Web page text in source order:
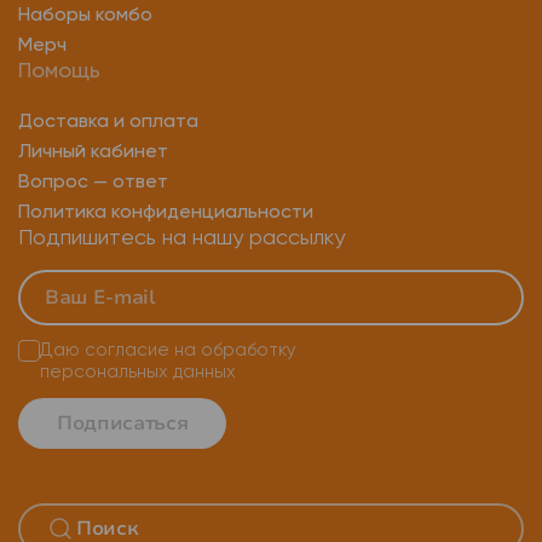
Кошелек ledger nano x
Крипто кошелек биткоин
Наборы комбо
Мерч
Помощь
Доставка и оплата
Личный кабинет
Вопрос — ответ
Политика конфиденциальности
Подпишитесь на нашу рассылку
Подписаться
Даю согласие на обработку
персональных данных